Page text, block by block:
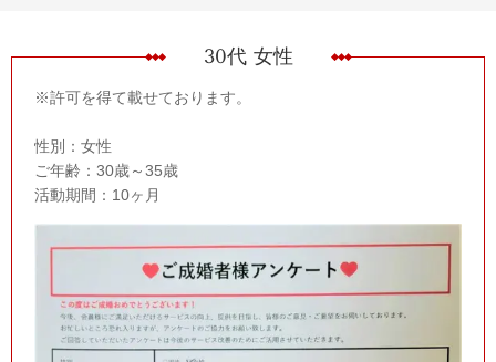
30代 女性
※許可を得て載せております。
性別：女性
ご年齢：30歳～35歳
活動期間：10ヶ月